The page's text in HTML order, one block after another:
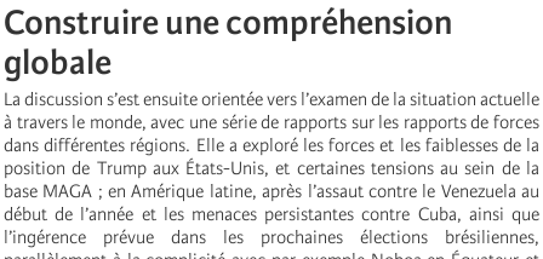
Construire une compréhension
globale
La discussion s’est ensuite orientée vers l’examen de la situation actuelle
à travers le monde, avec une série de rapports sur les rapports de forces
dans différentes régions. Elle a exploré les forces et les faiblesses de la
position de Trump aux États-Unis, et certaines tensions au sein de la
base MAGA ; en Amérique latine, après l’assaut contre le Venezuela au
début de l’année et les menaces persistantes contre Cuba, ainsi que
l’ingérence prévue dans les prochaines élections brésiliennes,